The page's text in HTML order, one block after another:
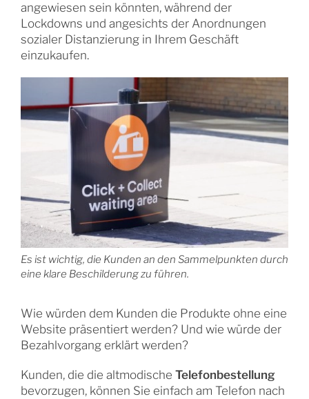
angewiesen sein könnten, während der
Lockdowns und angesichts der Anordnungen
sozialer Distanzierung in Ihrem Geschäft
einzukaufen.
Es ist wichtig, die Kunden an den Sammelpunkten durch
eine klare Beschilderung zu führen.
Wie würden dem Kunden die Produkte ohne eine
Website präsentiert werden? Und wie würde der
Bezahlvorgang erklärt werden?
Kunden, die die altmodische Telefonbestellung
bevorzugen, können Sie einfach am Telefon nach